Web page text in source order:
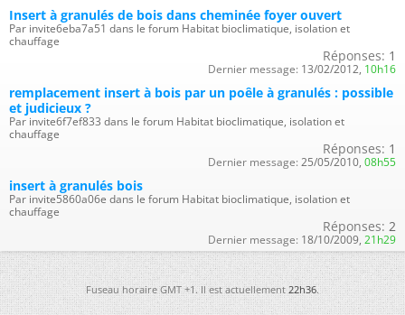
Insert à granulés de bois dans cheminée foyer ouvert
Par invite6eba7a51 dans le forum Habitat bioclimatique, isolation et
chauffage
Réponses: 1
Dernier message: 13/02/2012, 10h16
remplacement insert à bois par un poêle à granulés : possible
et judicieux ?
Par invite6f7ef833 dans le forum Habitat bioclimatique, isolation et
chauffage
Réponses: 1
Dernier message: 25/05/2010, 08h55
insert à granulés bois
Par invite5860a06e dans le forum Habitat bioclimatique, isolation et
chauffage
Réponses: 2
Dernier message: 18/10/2009, 21h29
Fuseau horaire GMT +1. Il est actuellement22h36.